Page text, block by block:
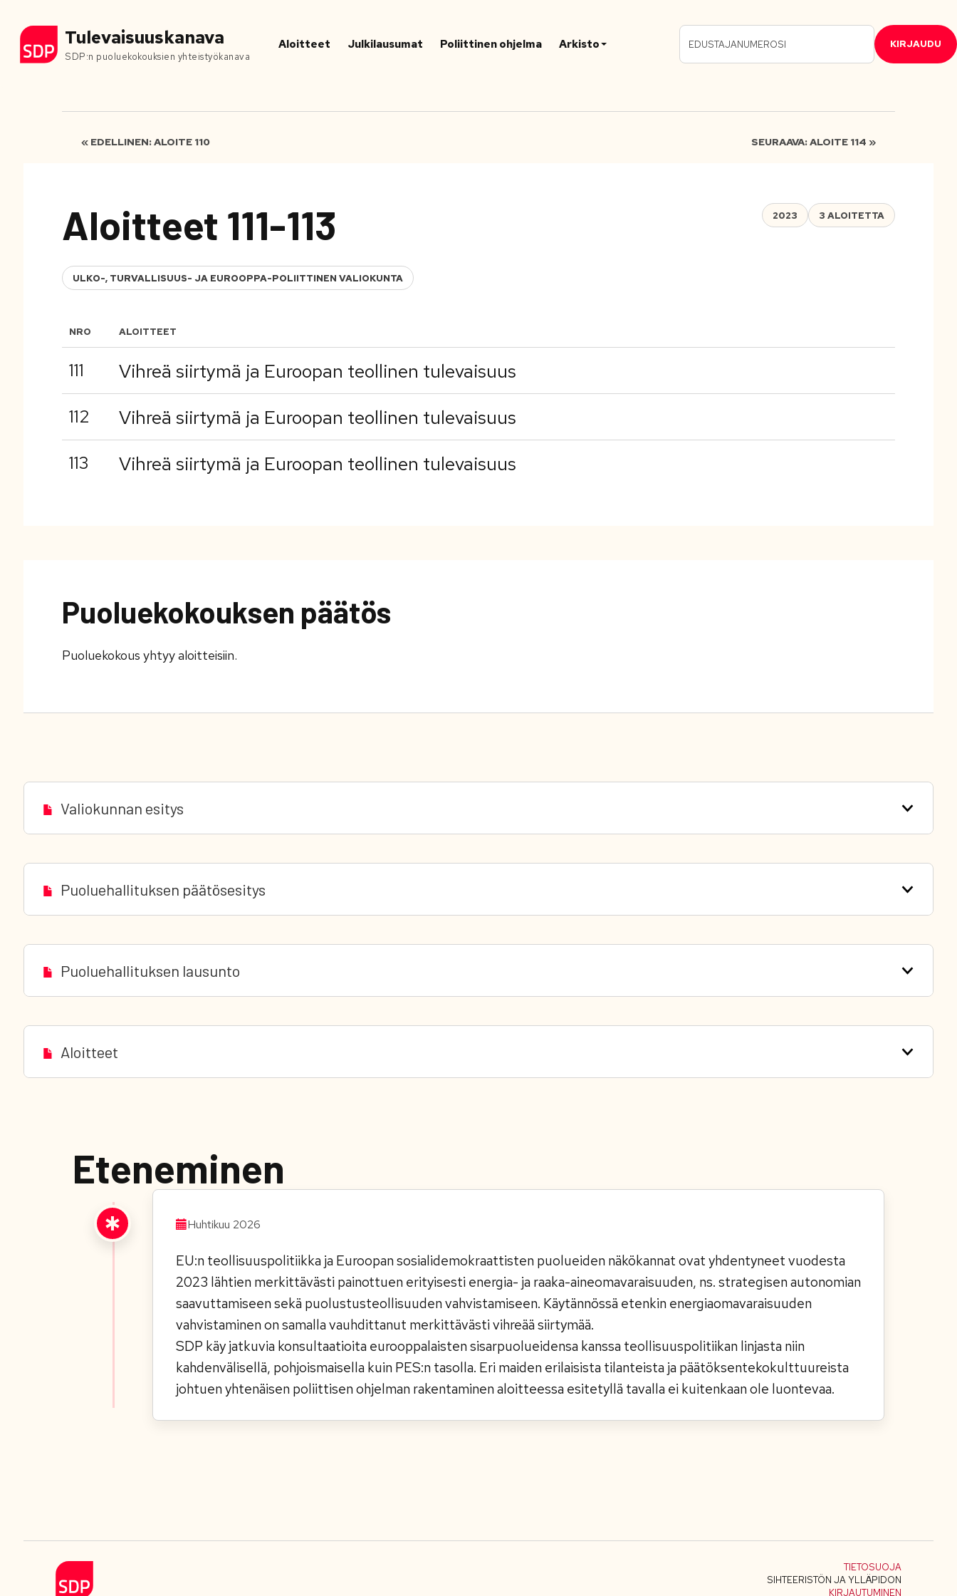
Tulevaisuuskanava
SDP:n puoluekokouksien yhteistyökanava
Aloitteet Julkilausumat Poliittinen ohjelma Arkisto KIRJAUDU
« EDELLINEN: ALOITE 110 SEURAAVA: ALOITE 114 »
Aloitteet 111-113
ULKO-, TURVALLISUUS- JA EUROOPPA-POLIITTINEN VALIOKUNTA
2023 3 ALOITETTA
NRO ALOITTEET
111 Vihreä siirtymä ja Euroopan teollinen tulevaisuus
112 Vihreä siirtymä ja Euroopan teollinen tulevaisuus
113 Vihreä siirtymä ja Euroopan teollinen tulevaisuus
Puoluekokouksen päätös
Puoluekokous yhtyy aloitteisiin.
Valiokunnan esitys
Puoluehallituksen päätösesitys
Puoluehallituksen lausunto
Aloitteet
Eteneminen
Huhtikuu 2026
EU:n teollisuuspolitiikka ja Euroopan sosialidemokraattisten puolueiden näkökannat ovat yhdentyneet vuodesta
2023 lähtien merkittävästi painottuen erityisesti energia- ja raaka-aineomavaraisuuden, ns. strategisen autonomian
saavuttamiseen sekä puolustusteollisuuden vahvistamiseen. Käytännössä etenkin energiaomavaraisuuden
vahvistaminen on samalla vauhdittanut merkittävästi vihreää siirtymää.
SDP käy jatkuvia konsultaatioita eurooppalaisten sisarpuolueidensa kanssa teollisuuspolitiikan linjasta niin
kahdenvälisellä, pohjoismaisella kuin PES:n tasolla. Eri maiden erilaisista tilanteista ja päätöksentekokulttuureista
johtuen yhtenäisen poliittisen ohjelman rakentaminen aloitteessa esitetyllä tavalla ei kuitenkaan ole luontevaa.
TIETOSUOJA
SIHTEERISTÖN JA YLLÄPIDON
KIRJAUTUMINEN